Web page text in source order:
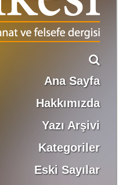
Ana Sayfa
Hakkımızda
Yazı Arşivi
Kategoriler
Eski Sayılar